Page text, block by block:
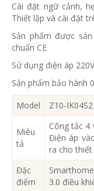
Cài đặt ngữ cảnh,
Thiết lập và cài đặt
Sản phẩm được
chuẩn CE
Sử dụng điện áp
Sản phẩm bảo hành
Model
Z10-IK04S2
Miêu
tả
Công tắc 4
Điện áp
ra cho thiết
Đặc
điểm
3.0 điều